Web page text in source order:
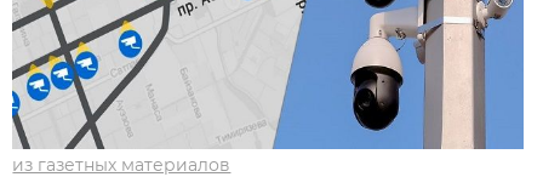
из газетных материалов